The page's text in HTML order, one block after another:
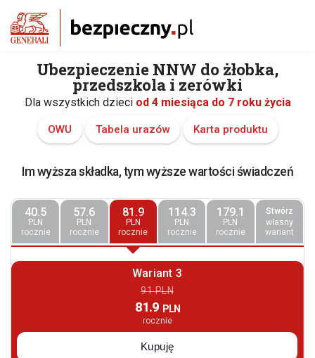
Ubezpieczenie NNW do żłobka,
przedszkola i zerówki
Dla wszystkich dzieci od 4 miesiąca do 7 roku życia
OWU Tabela urazów Karta produktu
Im wyższa składka, tym wyższe wartości świadczeń
40.5
PLN
rocznie
57.6
PLN
rocznie
81.9
PLN
rocznie
114.3
PLN
rocznie
179.1
PLN
rocznie
Stwórz
własny
wariant
Wariant 3
91 PLN
81.9 PLN
rocznie
Kupuję